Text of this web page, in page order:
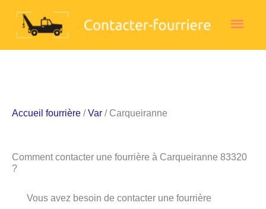
Accueil fourrière /Var / Carqueiranne
Comment contacter une fourrière à Carqueiranne 83320
?
Vous avez besoin de contacter une fourrière